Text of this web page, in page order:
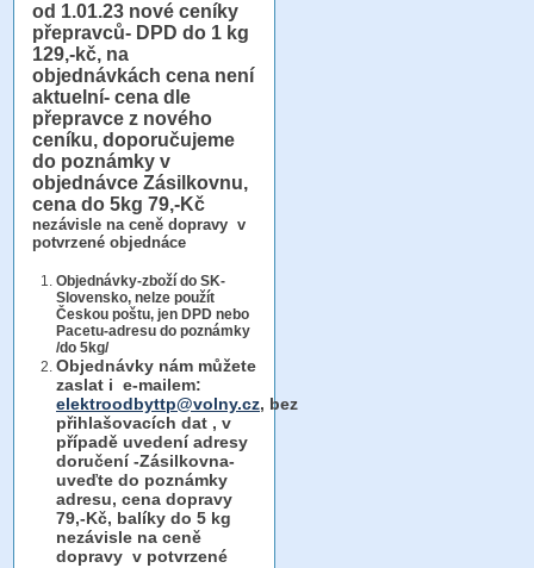
od 1.01.23 nové ceníky
přepravců- DPD do 1 kg
129,-kč, na
objednávkách cena není
aktuelní- cena dle
přepravce z nového
ceníku, doporučujeme
do poznámky v
objednávce Zásilkovnu,
cena do 5kg 79,-Kč
nezávisle na ceně dopravy v
potvrzené objednáce
Objednávky-zboží do SK-
Slovensko, nelze použít
Českou poštu, jen DPD nebo
Pacetu-adresu do poznámky
/do 5kg/
Objednávky nám můžete
zaslat i e-mailem:
elektroodbyttp@volny.cz, bez
přihlašovacích dat , v
případě uvedení adresy
doručení -Zásilkovna-
uveďte do poznámky
adresu, cena dopravy
79,-Kč, balíky do 5 kg
nezávisle na ceně
dopravy v potvrzené